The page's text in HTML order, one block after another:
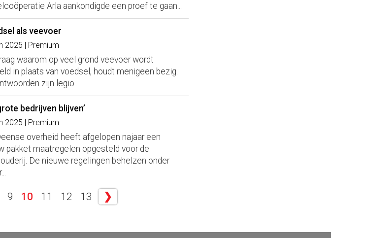
Arla aankondigde een proef te gaan...
als veevoer
2025 | Premium
waarom op veel grond veevoer wordt
in plaats van voedsel, houdt menigeen bezig.
zijn legio...
bedrijven blijven’
2025 | Premium
overheid heeft afgelopen najaar een
pakket maatregelen opgesteld voor de
De nieuwe regelingen behelzen onder
9 10 11 12 13 ❯